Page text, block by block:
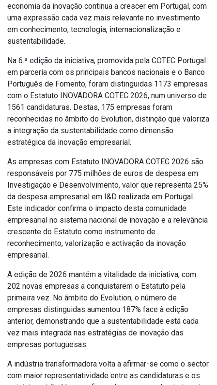
economia da inovação continua a crescer em Portugal, com
uma expressão cada vez mais relevante no investimento
em conhecimento, tecnologia, internacionalização e
sustentabilidade.
Na 6.ª edição da iniciativa, promovida pela COTEC Portugal
em parceria com os principais bancos nacionais e o Banco
Português de Fomento, foram distinguidas 1173 empresas
com o Estatuto INOVADORA COTEC 2026, num universo de
1561 candidaturas. Destas, 175 empresas foram
reconhecidas no âmbito do Evolution, distinção que valoriza
a integração da sustentabilidade como dimensão
estratégica da inovação empresarial.
As empresas com Estatuto INOVADORA COTEC 2026 são
responsáveis por 775 milhões de euros de despesa em
Investigação e Desenvolvimento, valor que representa 25%
da despesa empresarial em I&D realizada em Portugal.
Este indicador confirma o impacto desta comunidade
empresarial no sistema nacional de inovação e a relevância
crescente do Estatuto como instrumento de
reconhecimento, valorização e activação da inovação
empresarial.
A edição de 2026 mantém a vitalidade da iniciativa, com
202 novas empresas a conquistarem o Estatuto pela
primeira vez. No âmbito do Evolution, o número de
empresas distinguidas aumentou 187% face à edição
anterior, demonstrando que a sustentabilidade está cada
vez mais integrada nas estratégias de inovação das
empresas portuguesas.
A indústria transformadora volta a afirmar-se como o sector
com maior representatividade entre as candidaturas e os